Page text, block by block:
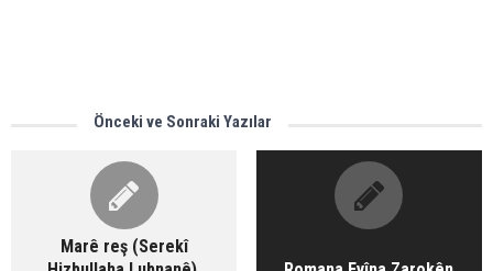
Önceki ve Sonraki Yazılar
Marê reş (Serekî